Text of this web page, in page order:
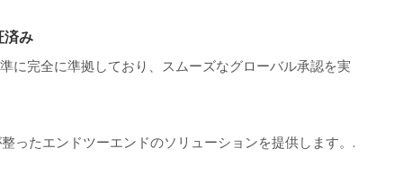
済み
に完全に準拠しており、スムーズなグローバル承認を実
ったエンドツーエンドのソリューションを提供します。.